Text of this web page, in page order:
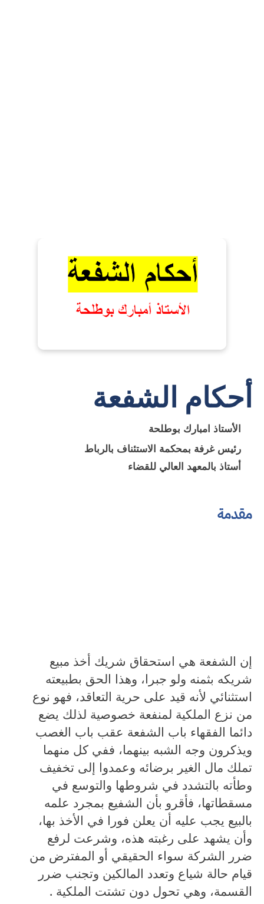
أحكام الشفعة
الأستاذ امبارك بوطلحة
رئيس غرفة بمحكمة الاستئناف بالرباط
أستاذ بالمعهد العالي للقضاء
مقدمة
إن الشفعة هي استحقاق شريك أخذ مبيع
شريكه بثمنه ولو جبرا، وهذا الحق بطبيعته
استثنائي لأنه قيد على حرية التعاقد، فهو نوع
من نزع الملكية لمنفعة خصوصية لذلك يضع
دائما الفقهاء باب الشفعة عقب باب الغصب
ويذكرون وجه الشبه بينهما، ففي كل منهما
تملك مال الغير برضائه وعمدوا إلى تخفيف
وطأته بالتشدد في شروطها والتوسع في
مسقطاتها، فأقرو بأن الشفيع بمجرد علمه
بالبيع يجب عليه أن يعلن فورا في الأخذ بها،
وأن يشهد على رغبته هذه، وشرعت لرفع
ضرر الشركة سواء الحقيقي أو المفترض من
قيام حالة شياع وتعدد المالكين وتجنب ضرر
القسمة، وهي تحول دون تشتت الملكية .